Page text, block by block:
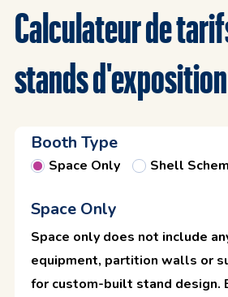
Calculateur de
stands d'exposition
Booth Type
Space Only Shell
Space Only
Space only does not include
equipment, partition walls or
for custom-built stand design.